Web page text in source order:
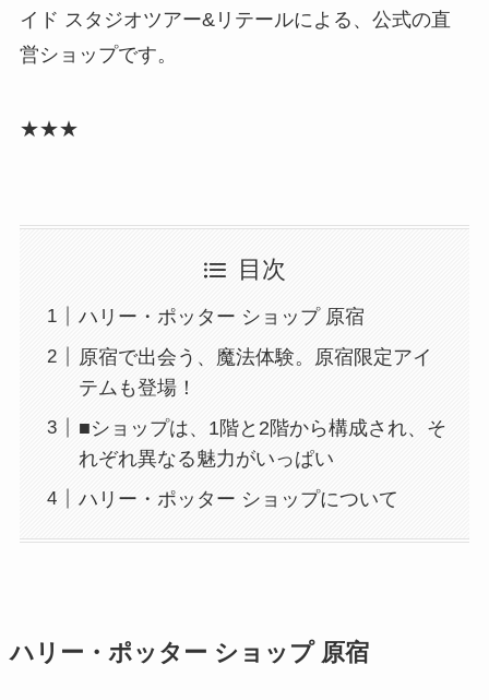
イド スタジオツアー&リテールによる、公式の直
営ショップです。
★★★
目次
ハリー・ポッター ショップ 原宿
原宿で出会う、魔法体験。原宿限定アイ
テムも登場！
■ショップは、1階と2階から構成され、そ
れぞれ異なる魅力がいっぱい
ハリー・ポッター ショップについて
ハリー・ポッター ショップ 原宿